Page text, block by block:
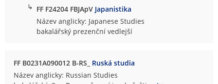
↳ FF F24204 FBJApV Japanistika
Název anglicky: Japanese Studies
bakalářský prezenční vedlejší
FF B0231A090012 B-RS_ Ruská studia
Název anglicky: Russian Studies